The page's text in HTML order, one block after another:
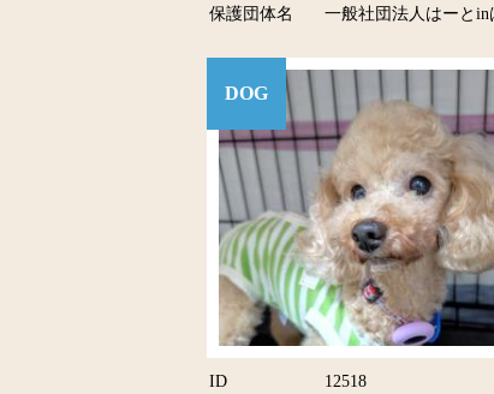
保護団体名
一般社団法人はーとin
DOG
ID
12518